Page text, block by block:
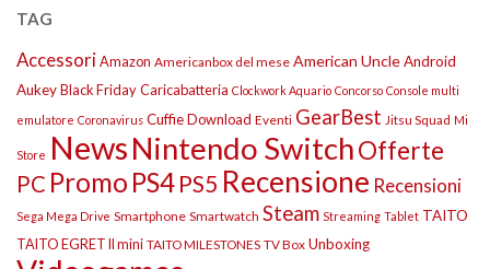
TAG
AccessoriAmazon Americanbox del mese American UncleAndroid
AukeyBlack FridayCaricabatteria Clockwork Aquario Concorso Console multi
emulatore Coronavirus CuffieDownload Eventi GearBest Jitsu Squad Mi
Store NewsNintendo SwitchOfferte
PC Promo PS4PS5 Recensione Recensioni
Sega Mega Drive Smartphone Smartwatch Steam Streaming Tablet TAITO
TAITO EGRET II mini TAITO MILESTONES TV Box Unboxing